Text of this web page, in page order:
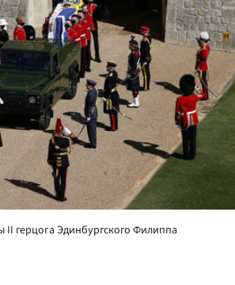
герцога Эдинбургского Филиппа